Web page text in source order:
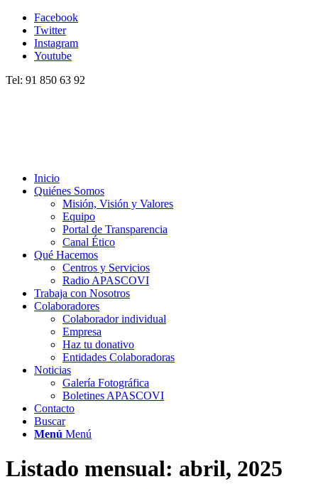
Facebook
Twitter
Instagram
Youtube
Tel: 91 850 63 92
Inicio
Quiénes Somos
Misión, Visión y Valores
Equipo
Portal de Transparencia
Canal Ético
Qué Hacemos
Centros y Servicios
Radio APASCOVI
Trabaja con Nosotros
Colaboradores
Colaborador individual
Empresa
Haz tu donativo
Entidades Colaboradoras
Noticias
Galería Fotográfica
Boletines APASCOVI
Contacto
Buscar
Menú Menú
Listado mensual: abril, 2025